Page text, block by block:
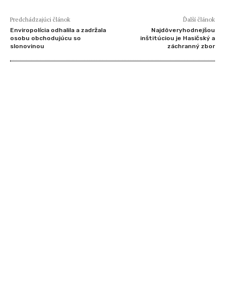
Predchádzajúci článok
Enviropolícia odhalila a zadržala
osobu obchodujúcu so
slonovinou
Ďalší článok
Najdôveryhodnejšou
inštitúciou je Hasičský a
záchranný zbor